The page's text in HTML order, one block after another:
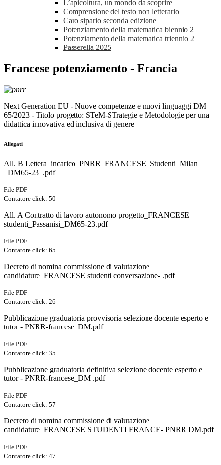
L’apicoltura, un mondo da scoprire
Comprensione del testo non letterario
Caro sipario seconda edizione
Potenziamento della matematica biennio 2
Potenziamento della matematica triennio 2
Passerella 2025
Francese potenziamento - Francia
Next Generation EU - Nuove competenze e nuovi linguaggi DM
65/2023 - Titolo progetto: STeM-STrategie e Metodologie per una
didattica innovativa ed inclusiva di genere
Allegati
All. B Lettera_incarico_PNRR_FRANCESE_Studenti_Milan
_DM65-23_.pdf
File PDF
Contatore click: 50
All. A Contratto di lavoro autonomo progetto_FRANCESE
studenti_Passanisi_DM65-23.pdf
File PDF
Contatore click: 65
Decreto di nomina commissione di valutazione
candidature_FRANCESE studenti conversazione- .pdf
File PDF
Contatore click: 26
Pubblicazione graduatoria provvisoria selezione docente esperto e
tutor - PNRR-francese_DM.pdf
File PDF
Contatore click: 35
Pubblicazione graduatoria definitiva selezione docente esperto e
tutor - PNRR-francese_DM .pdf
File PDF
Contatore click: 57
Decreto di nomina commissione di valutazione
candidature_FRANCESE STUDENTI FRANCE- PNRR DM.pdf
File PDF
Contatore click: 47